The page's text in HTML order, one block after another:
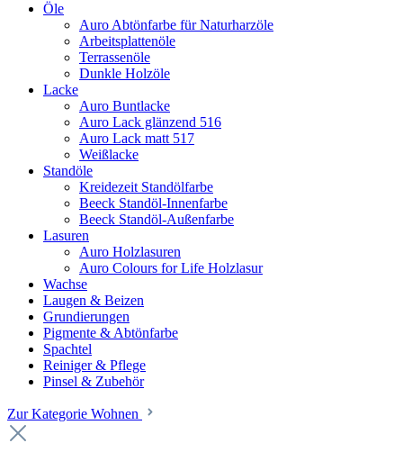
Öle
Auro Abtönfarbe für Naturharzöle
Arbeitsplattenöle
Terrassenöle
Dunkle Holzöle
Lacke
Auro Buntlacke
Auro Lack glänzend 516
Auro Lack matt 517
Weißlacke
Standöle
Kreidezeit Standölfarbe
Beeck Standöl-Innenfarbe
Beeck Standöl-Außenfarbe
Lasuren
Auro Holzlasuren
Auro Colours for Life Holzlasur
Wachse
Laugen & Beizen
Grundierungen
Pigmente & Abtönfarbe
Spachtel
Reiniger & Pflege
Pinsel & Zubehör
Zur Kategorie Wohnen